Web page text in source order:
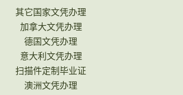
其它国家文凭办理
加拿大文凭办理
德国文凭办理
意大利文凭办理
扫描件定制毕业证
澳洲文凭办理